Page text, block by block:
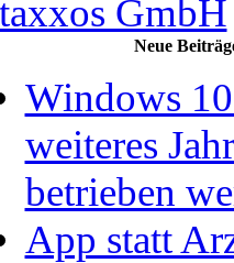
Neue
Windows
weiteres
betrieben
App statt